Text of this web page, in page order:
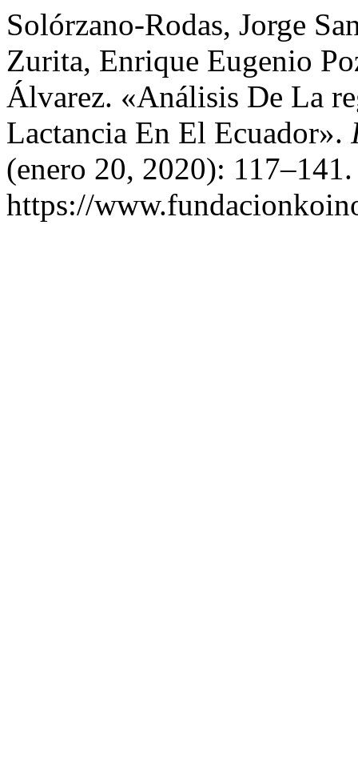
Solórzano-Rodas, Jorge
Zurita, Enrique Eugenio
Álvarez. «Análisis De La
Lactancia En El Ecuador».
(enero 20, 2020):
https://